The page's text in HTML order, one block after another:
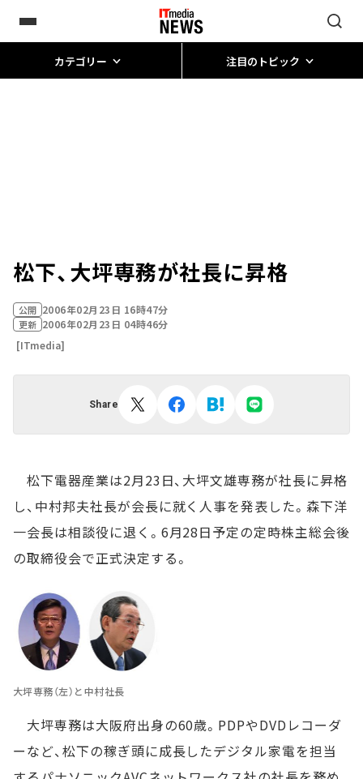
カテゴリー 注目のトピック
松下、大坪専務が社長に昇格
公開 2006年02月23日 16時47分
更新 2006年02月23日 04時46分
[ITmedia]
Share
松下電器産業は2月23日、大坪文雄専務が社長に昇格
し、中村邦夫社長が会長に就く人事を発表した。森下洋
一会長は相談役に退く。6月28日予定の定時株主総会後
の取締役会で正式決定する。
大坪専務（左）と中村社長
大坪専務は大阪府出身の60歳。PDPやDVDレコーダ
ーなど、松下の稼ぎ頭に成長したデジタル家電を担当